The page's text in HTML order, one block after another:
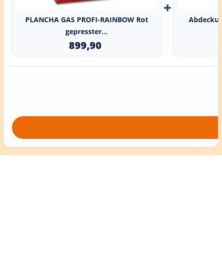
PLANCHA GAS PROFI-RAINBOW Rot
gepresster...
899,90
+